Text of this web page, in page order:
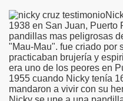
1938 en San Juan, Puerto
pandillas mas peligrosas
"Mau-Mau". fue criado por
practicaban brujería y
era uno de los peores en
1955 cuando Nicky tenía
mandaron a vivir con su